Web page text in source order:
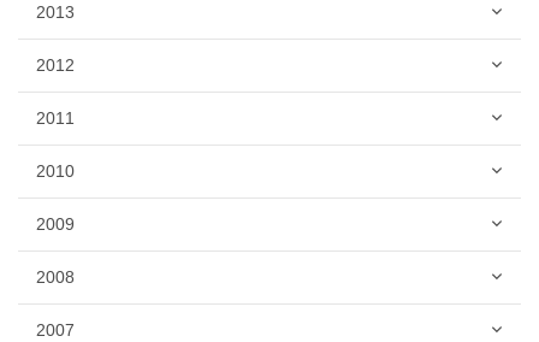
2013
2012
2011
2010
2009
2008
2007